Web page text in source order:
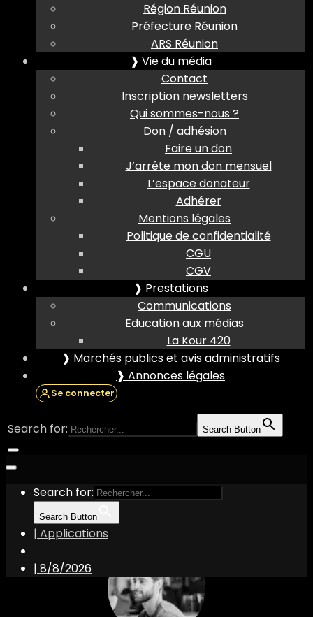
Région Réunion
Préfecture Réunion
ARS Réunion
❱ Vie du média
Contact
Inscription newsletters
Qui sommes-nous ?
Don / adhésion
Faire un don
J’arrête mon don mensuel
L’espace donateur
Adhérer
Mentions légales
Politique de confidentialité
CGU
CGV
❱ Prestations
Communications
Education aux médias
La Kour 420
❱ Marchés publics et avis administratifs
❱ Annonces légales
Se connecter
Search for: Search Button
Search for:
Search Button
| Applications
| 8/8/2026